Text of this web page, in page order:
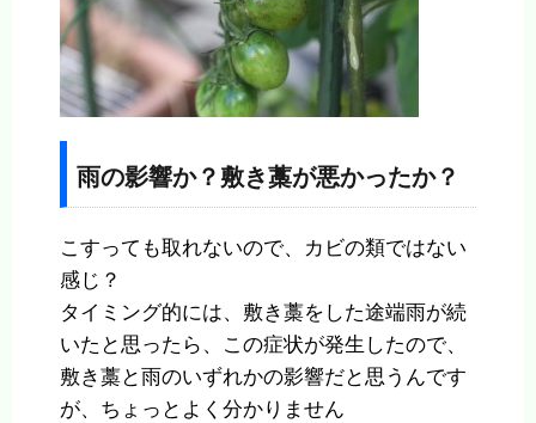
雨の影響か？敷き藁が悪かったか？
こすっても取れないので、カビの類ではない
感じ？
タイミング的には、敷き藁をした途端雨が続
いたと思ったら、この症状が発生したので、
敷き藁と雨のいずれかの影響だと思うんです
が、ちょっとよく分かりません